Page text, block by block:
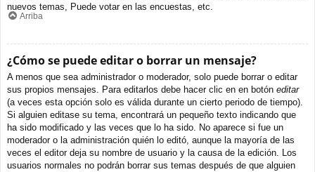
nuevos temas, Puede votar en las encuestas, etc.
Arriba
¿Cómo se puede editar o borrar un mensaje?
A menos que sea administrador o moderador, solo puede borrar o editar
sus propios mensajes. Para editarlos debe hacer clic en en botón editar
(a veces esta opción solo es válida durante un cierto periodo de tiempo).
Si alguien editase su tema, encontrará un pequeño texto indicando que
ha sido modificado y las veces que lo ha sido. No aparece si fue un
moderador o la administración quién lo editó, aunque la mayoría de las
veces el editor deja su nombre de usuario y la causa de la edición. Los
usuarios normales no podrán borrar sus temas después de que alguien